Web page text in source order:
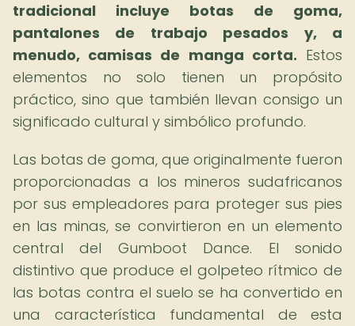
tradicional incluye botas de goma,
pantalones de trabajo pesados y, a
menudo, camisas de manga corta. Estos
elementos no solo tienen un propósito
práctico, sino que también llevan consigo un
significado cultural y simbólico profundo.
Las botas de goma, que originalmente fueron
proporcionadas a los mineros sudafricanos
por sus empleadores para proteger sus pies
en las minas, se convirtieron en un elemento
central del Gumboot Dance. El sonido
distintivo que produce el golpeteo rítmico de
las botas contra el suelo se ha convertido en
una característica fundamental de esta